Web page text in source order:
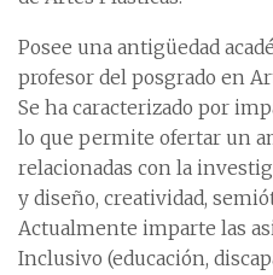
Posee una antigüedad
profesor del posgrado en
Se ha caracterizado por
lo que permite ofertar un
relacionadas con la
y diseño, creatividad,
Actualmente imparte las
Inclusivo (educación,